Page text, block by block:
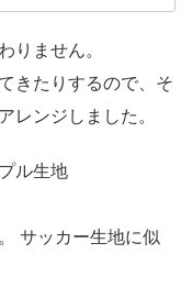
りません。
きたりするので、そ
レンジしました。
ル生地
サッカー生地に似